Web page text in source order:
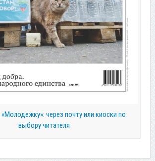
через почту или киоски по
выбору читателя